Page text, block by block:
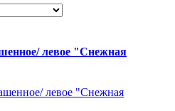
левое "Снежная